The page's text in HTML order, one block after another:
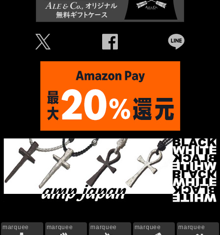
Ü Û Þ
marquee marquee marquee marquee marquee